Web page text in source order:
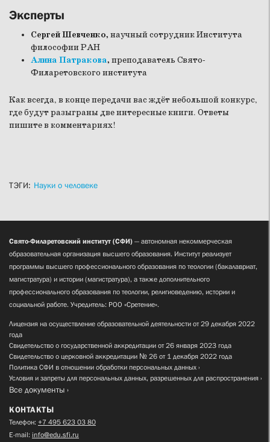
Эксперты
Сергей Шевченко, научный сотрудник Института
философии РАН
Алина Патракова, преподаватель Свято-
Филаретовского института
Как всегда, в конце передачи вас ждёт небольшой конкурс,
где будут разыграны две интересные книги. Ответы
пишите в комментариях!
ТЭГИ: Науки о человеке
Свято-Филаретовский институт (СФИ) — автономная некоммерческая
образовательная организация высшего образования. Институт реализует
программы высшего профессионального образования по теологии (бакалавриат,
магистратура) и истории (магистратура), а также дополнительного
профессионального образования по теологии, религиоведению, истории и
социальной работе. Учредитель: РОО «Сретение».
Лицензия на осуществление образовательной деятельности от 29 декабря 2022
года
Свидетельство о государственной аккредитации от 26 января 2023 года
Свидетельство о церковной аккредитации № 26 от 1 декабря 2022 года
Политика СФИ в отношении обработки персональных данных
Условия и запреты для персональных данных, разрешенных для распространения
Все документы
КОНТАКТЫ
Телефон: +7 495 623 03 80
E-mail: info@edu.sfi.ru